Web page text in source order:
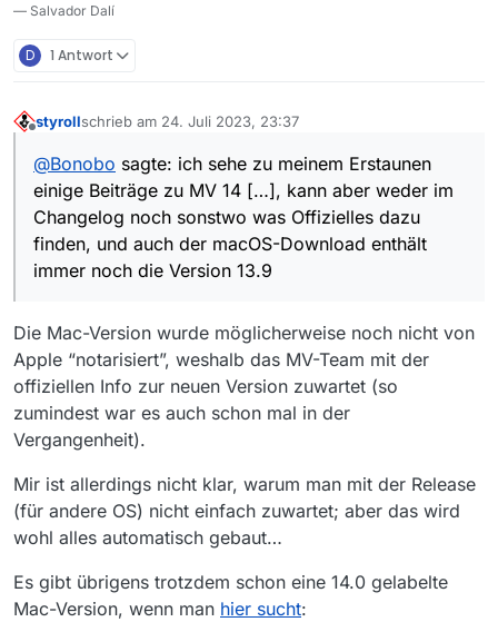
— Salvador Dalí
D 1 Antwort
styrollschrieb am 24. Juli 2023, 23:37
zuletzt editiert von
@Bonobo sagte: ich sehe zu meinem Erstaunen
einige Beiträge zu MV 14 […], kann aber weder im
Changelog noch sonstwo was Offizielles dazu
finden, und auch der macOS-Download enthält
immer noch die Version 13.9
Die Mac-Version wurde möglicherweise noch nicht von
Apple “notarisiert”, weshalb das MV-Team mit der
offiziellen Info zur neuen Version zuwartet (so
zumindest war es auch schon mal in der
Vergangenheit).
Mir ist allerdings nicht klar, warum man mit der Release
(für andere OS) nicht einfach zuwartet; aber das wird
wohl alles automatisch gebaut…
Es gibt übrigens trotzdem schon eine 14.0 gelabelte
Mac-Version, wenn man hier sucht: